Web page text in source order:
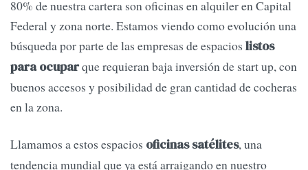
80% de nuestra cartera son oficinas en alquiler en Capital
Federal y zona norte. Estamos viendo como evolución una
búsqueda por parte de las empresas de espacios listos
para ocuparque requieran baja inversión de start up, con
buenos accesos y posibilidad de gran cantidad de cocheras
en la zona.
Llamamos a estos espacios oficinas satélites, una
tendencia mundial que ya está arraigando en nuestro